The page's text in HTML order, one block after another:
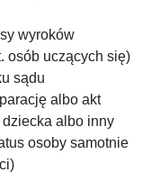
wyroków
osób uczących się)
sądu
albo akt
dziecka albo inny
osoby samotnie